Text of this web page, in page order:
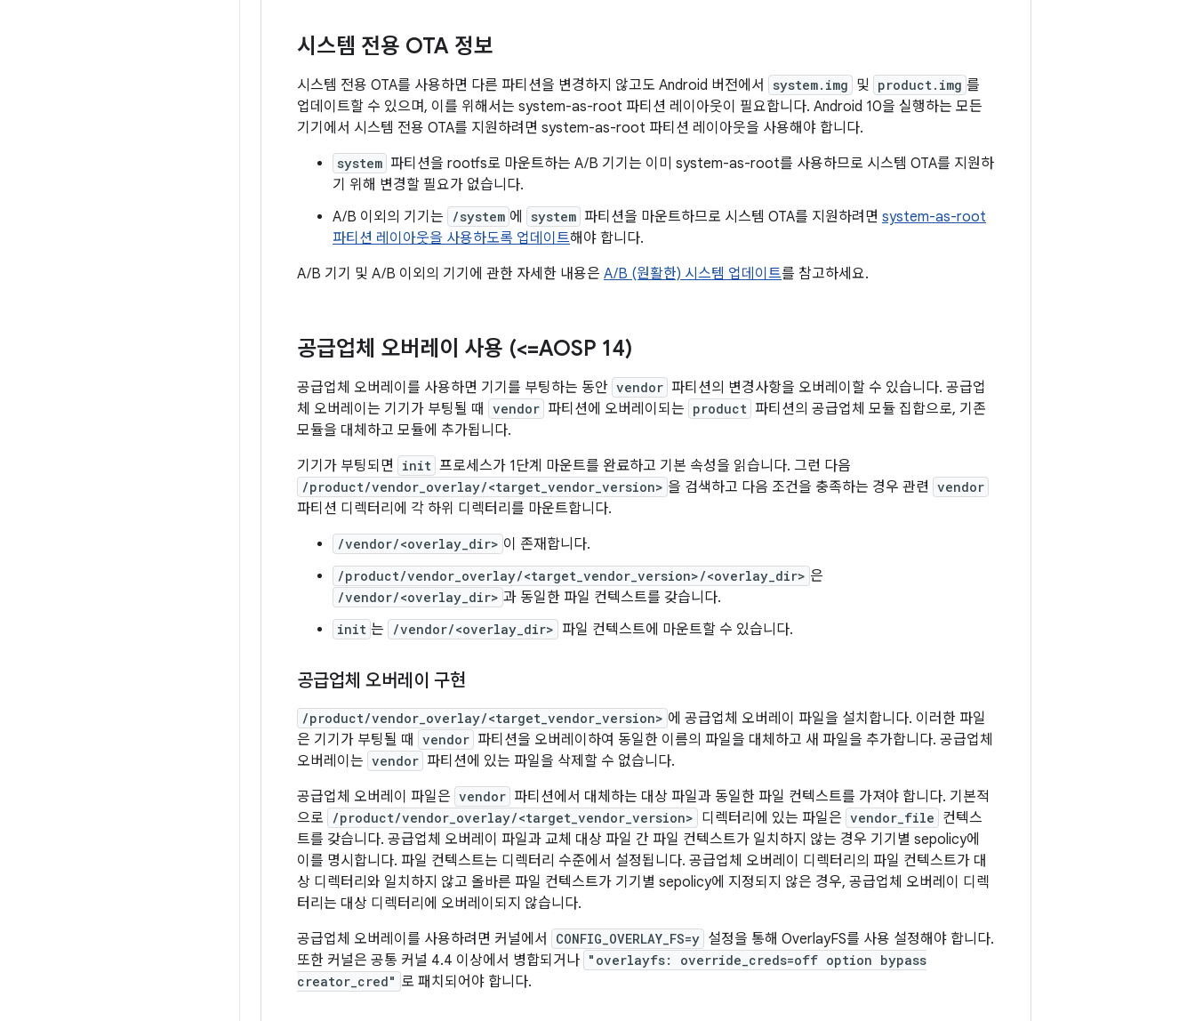
시스템 전용 OTA 정보
시스템 전용 OTA를 사용하면 다른 파티션을 변경하지 않고도 Android 버전에서 system.img 및 product.img 를
업데이트할 수 있으며, 이를 위해서는 system-as-root 파티션 레이아웃이 필요합니다. Android 10을 실행하는 모든
기기에서 시스템 전용 OTA를 지원하려면 system-as-root 파티션 레이아웃을 사용해야 합니다.
system 파티션을 rootfs로 마운트하는 A/B 기기는 이미 system-as-root를 사용하므로 시스템 OTA를 지원하
기 위해 변경할 필요가 없습니다.
A/B 이외의 기기는
/system 에 system 파티션을 마운트하므로 시스템 OTA를 지원하려면 system-as-root
파티션 레이아웃을 사용하도록 업데이트해야 합니다.
A/B 기기 및 A/B 이외의 기기에 관한 자세한 내용은 A/B (원활한) 시스템 업데이트를 참고하세요.
공급업체 오버레이 사용 (<=AOSP 14)
공급업체 오버레이를 사용하면 기기를 부팅하는 동안 vendor 파티션의 변경사항을 오버레이할 수 있습니다. 공급업
체 오버레이는 기기가 부팅될 때
vendor 파티션에 오버레이되는 product 파티션의 공급업체 모듈 집합으로, 기존
모듈을 대체하고 모듈에 추가됩니다.
기기가 부팅되면
init 프로세스가 1단계 마운트를 완료하고 기본 속성을 읽습니다. 그런 다음
/product/vendor_overlay/<target_vendor_version> 을 검색하고 다음 조건을 충족하는 경우 관련 vendor
파티션 디렉터리에 각 하위 디렉터리를 마운트합니다.
/vendor/<overlay_dir> 이 존재합니다.
/product/vendor_overlay/<target_vendor_version>/<overlay_dir> 은
/vendor/<overlay_dir> 과 동일한 파일 컨텍스트를 갖습니다.
init 는 /vendor/<overlay_dir> 파일 컨텍스트에 마운트할 수 있습니다.
공급업체 오버레이 구현
/product/vendor_overlay/<target_vendor_version> 에 공급업체 오버레이 파일을 설치합니다. 이러한 파일
은 기기가 부팅될 때
vendor 파티션을 오버레이하여 동일한 이름의 파일을 대체하고 새 파일을 추가합니다. 공급업체
오버레이는 vendor 파티션에 있는 파일을 삭제할 수 없습니다.
공급업체 오버레이 파일은 vendor 파티션에서 대체하는 대상 파일과 동일한 파일 컨텍스트를 가져야 합니다. 기본적
으로
/product/vendor_overlay/<target_vendor_version> 디렉터리에 있는 파일은 vendor_file 컨텍스
트를 갖습니다. 공급업체 오버레이 파일과 교체 대상 파일 간 파일 컨텍스트가 일치하지 않는 경우 기기별 sepolicy에
이를 명시합니다. 파일 컨텍스트는 디렉터리 수준에서 설정됩니다. 공급업체 오버레이 디렉터리의 파일 컨텍스트가 대
상 디렉터리와 일치하지 않고 올바른 파일 컨텍스트가 기기별 sepolicy에 지정되지 않은 경우, 공급업체 오버레이 디렉
터리는 대상 디렉터리에 오버레이되지 않습니다.
공급업체 오버레이를 사용하려면 커널에서
CONFIG_OVERLAY_FS=y 설정을 통해 OverlayFS를 사용 설정해야 합니다.
또한 커널은 공통 커널 4.4 이상에서 병합되거나 "overlayfs: override_creds=off option bypass
creator_cred" 로 패치되어야 합니다.